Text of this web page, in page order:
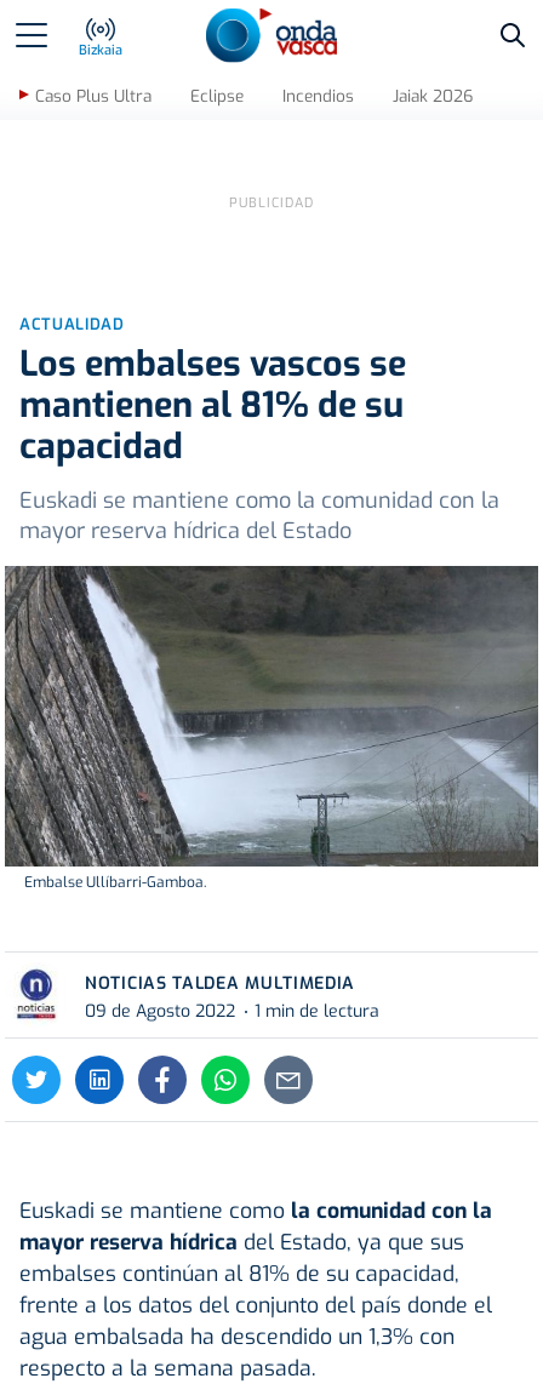
Bizkaia
Caso Plus Ultra Eclipse Incendios Jaiak 2026
ACTUALIDAD
Los embalses vascos se
mantienen al 81% de su
capacidad
Euskadi se mantiene como la comunidad con la
mayor reserva hídrica del Estado
Embalse Ullíbarri-Gamboa.
NOTICIAS TALDEA MULTIMEDIA
09 de Agosto 2022
1 min de lectura
Euskadi se mantiene como la comunidad con la
mayor reserva hídrica del Estado, ya que sus
embalses continúan al 81% de su capacidad,
frente a los datos del conjunto del país donde el
agua embalsada ha descendido un 1,3% con
respecto a la semana pasada.